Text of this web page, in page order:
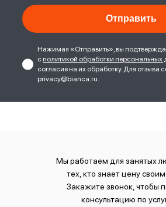
Нажимая «Отправить», вы
с политикой обработки персональных
согласие на их обработку. Для отзыва
privacy@bianca.ru.
Мы работаем для занятых
тех, кто знает цену
Закажите звонок, чтобы
консультацию по